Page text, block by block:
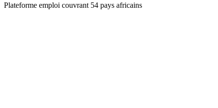
Plateforme emploi couvrant 54 pays africains